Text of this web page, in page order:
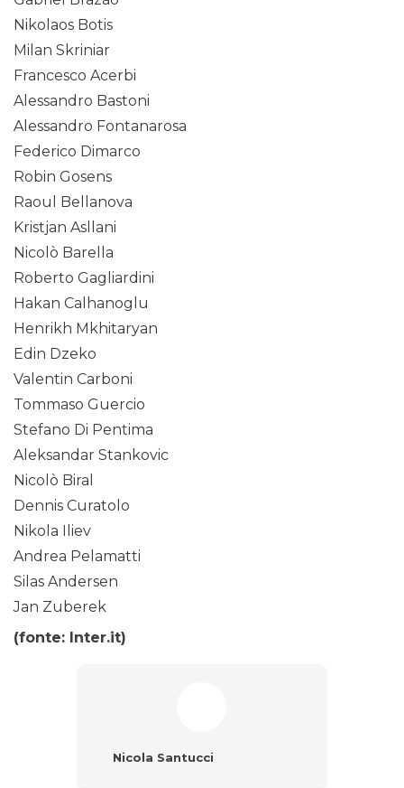
Nikolaos Botis
Milan Skriniar
Francesco Acerbi
Alessandro Bastoni
Alessandro Fontanarosa
Federico Dimarco
Robin Gosens
Raoul Bellanova
Kristjan Asllani
Nicolò Barella
Roberto Gagliardini
Hakan Calhanoglu
Henrikh Mkhitaryan
Edin Dzeko
Valentin Carboni
Tommaso Guercio
Stefano Di Pentima
Aleksandar Stankovic
Nicolò Biral
Dennis Curatolo
Nikola Iliev
Andrea Pelamatti
Silas Andersen
Jan Zuberek
(fonte: Inter.it)
Nicola Santucci